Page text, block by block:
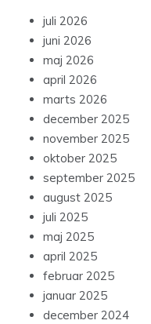
juli 2026
juni 2026
maj 2026
april 2026
marts 2026
december 2025
november 2025
oktober 2025
september 2025
august 2025
juli 2025
maj 2025
april 2025
februar 2025
januar 2025
december 2024